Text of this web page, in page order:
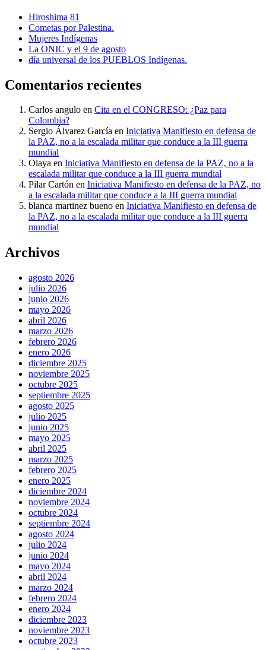
Hiroshima 81
Cometas por Palestina.
Mujeres Indígenas
La ONIC y el 9 de agosto
día universal de los PUEBLOS Indígenas.
Comentarios recientes
Carlos angulo en Cita en el CONGRESO: ¿Paz para
Colombia?
Sergio Álvarez García en Iniciativa Manifiesto en defensa de
la PAZ, no a la escalada militar que conduce a la III guerra
mundial
Olaya en Iniciativa Manifiesto en defensa de la PAZ, no a la
escalada militar que conduce a la III guerra mundial
Pilar Cartón en Iniciativa Manifiesto en defensa de la PAZ, no
a la escalada militar que conduce a la III guerra mundial
blanca martinez bueno en Iniciativa Manifiesto en defensa de
la PAZ, no a la escalada militar que conduce a la III guerra
mundial
Archivos
agosto 2026
julio 2026
junio 2026
mayo 2026
abril 2026
marzo 2026
febrero 2026
enero 2026
diciembre 2025
noviembre 2025
octubre 2025
septiembre 2025
agosto 2025
julio 2025
junio 2025
mayo 2025
abril 2025
marzo 2025
febrero 2025
enero 2025
diciembre 2024
noviembre 2024
octubre 2024
septiembre 2024
agosto 2024
julio 2024
junio 2024
mayo 2024
abril 2024
marzo 2024
febrero 2024
enero 2024
diciembre 2023
noviembre 2023
octubre 2023